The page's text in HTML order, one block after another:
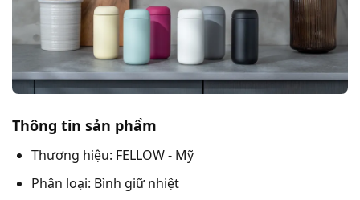
Thông tin sản phẩm
Thương hiệu: FELLOW - Mỹ
Phân loại: Bình giữ nhiệt